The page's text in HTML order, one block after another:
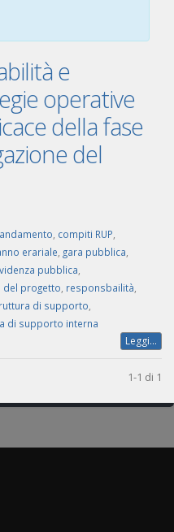
e
operative
della fase
del
compiti RUP
erariale gara pubblica
pubblica
del progetto responsbailità
di supporto
di supporto interna
Leggi...
1-1 di 1